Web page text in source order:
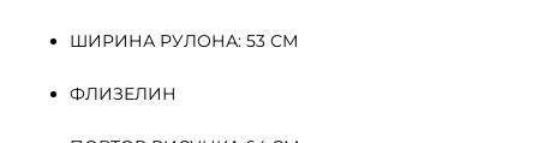
ШИРИНА РУЛОНА: 53 СМ
ФЛИЗЕЛИН